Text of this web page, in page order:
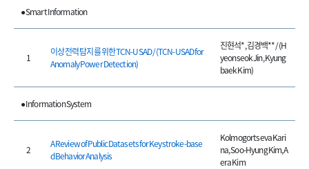
● Smart Information
1
이상 전력 탐지를 위한 TCN-USAD / (TCN-USAD for
Anomaly Power Detection)
진현석*, 김경백** / (H
yeonseok Jin, Kyung
baek Kim)
● Information System
2
A Review of Public Datasets for Keystroke-base
d Behavior Analysis
Kolmogortseva Kari
na, Soo-Hyung Kim, A
era Kim